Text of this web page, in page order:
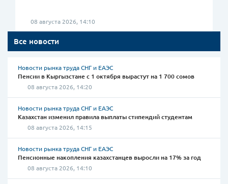
Все новости
Новости рынка труда СНГ и ЕАЭС
Пенсии в Кыргызстане с 1 октября вырастут на 1 700 сомов
08 августа 2026, 14:20
Новости рынка труда СНГ и ЕАЭС
Казахстан изменил правила выплаты стипендий студентам
08 августа 2026, 14:15
Новости рынка труда СНГ и ЕАЭС
Пенсионные накопления казахстанцев выросли на 17% за год
08 августа 2026, 14:10
08 августа 2026, 14:10